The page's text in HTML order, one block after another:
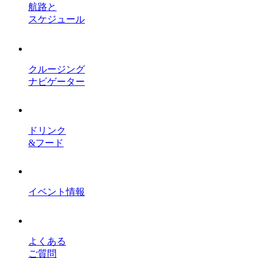
航路と
スケジュール
クルージング
ナビゲーター
ドリンク
&フード
イベント情報
よくある
ご質問